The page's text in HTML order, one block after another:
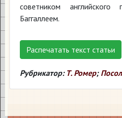
советником
Баггаллеем.
Распечатать текст статьи
Рубрикатор: Т. Ромер;